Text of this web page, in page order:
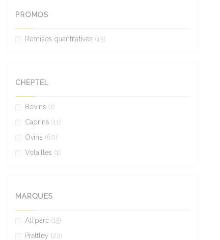
PROMOS
Remises quantitatives (13)
CHEPTEL
Bovins (1)
Caprins (11)
Ovins (60)
Volailles (1)
MARQUES
All'parc (15)
Prattley (22)